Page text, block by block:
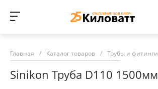
Главная / Каталог товаров / Трубы и фитинги
Sinikon Труба D110 1500мм